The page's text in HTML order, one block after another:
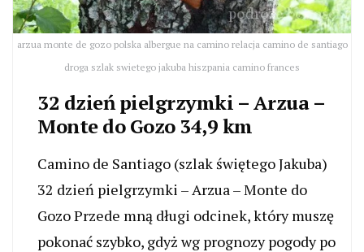
arzua monte de gozo polska albergue na camino relacja camino de santiago
droga szlak swietego jakuba hiszpania camino frances
32 dzień pielgrzymki – Arzua –
Monte do Gozo 34,9 km
Camino de Santiago (szlak świętego Jakuba)
32 dzień pielgrzymki – Arzua – Monte do
Gozo Przede mną długi odcinek, który muszę
pokonać szybko, gdyż wg prognozy pogody po